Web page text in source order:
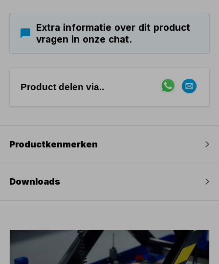
Extra informatie over dit product
vragen in onze chat.
Product delen via..
Productkenmerken
Downloads